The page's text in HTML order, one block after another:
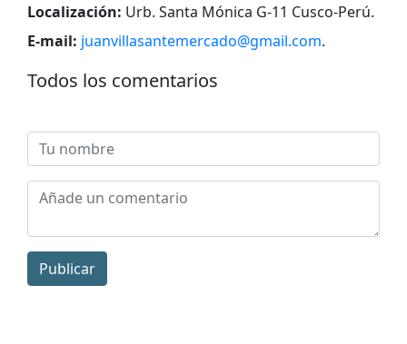
Localización: Urb. Santa Mónica G-11 Cusco-Perú.
E-mail: juanvillasantemercado@gmail.com.
Todos los comentarios
Publicar